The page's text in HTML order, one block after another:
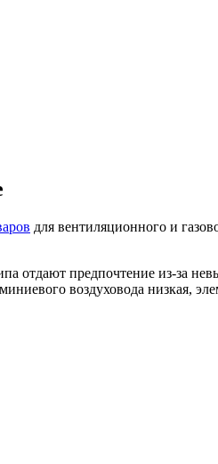
для вентиляционного и
отдают предпочтение из-за
воздуховода низкая,